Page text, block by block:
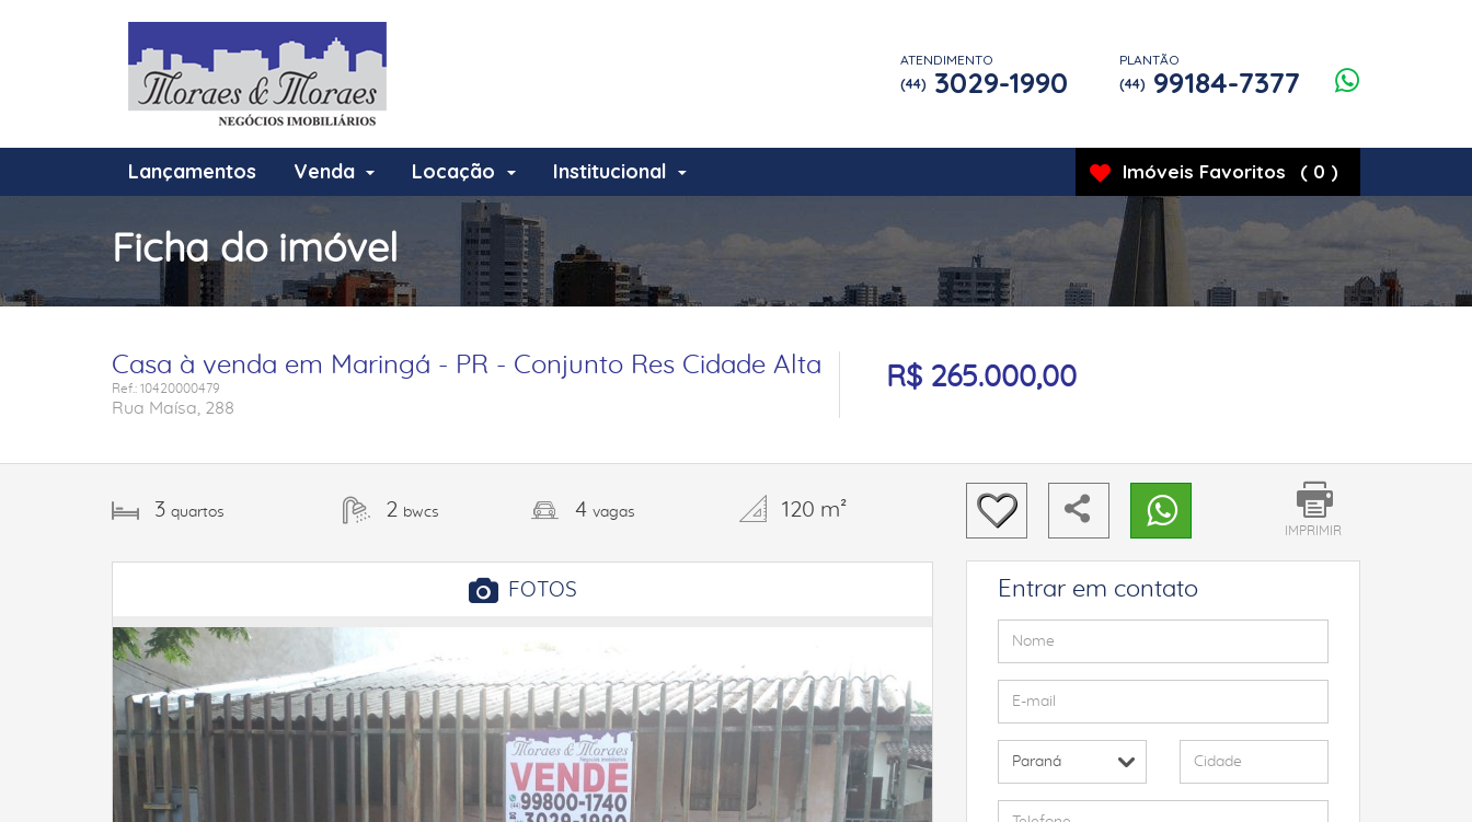
ATENDIMENTO
(44) 3029-1990
PLANTÃO
(44) 99184-7377
Lançamentos Venda Locação Institucional Imóveis Favoritos ( 0 )
Ficha do imóvel
Casa à venda em Maringá - PR - Conjunto Res Cidade Alta
Ref.: 10420000479
Rua Maísa, 288
R$ 265.000,00
3 quartos 2 bwcs 4 vagas 120 m²
FOTOS
IMPRIMIR
Entrar em contato